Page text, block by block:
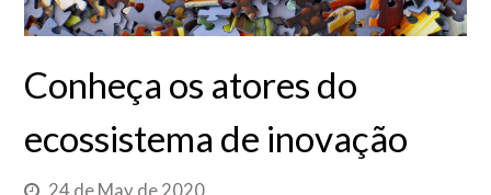
Conheça os atores do
ecossistema de inovação